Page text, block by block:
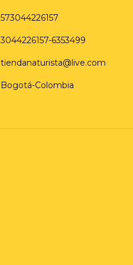
573044226157
3044226157-6353499
tiendanaturista@live.com
Bogotá-Colombia